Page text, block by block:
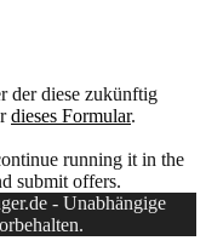
der diese zukünftig
dieses Formular.
running it in the
submit offers.
- Unabhängige